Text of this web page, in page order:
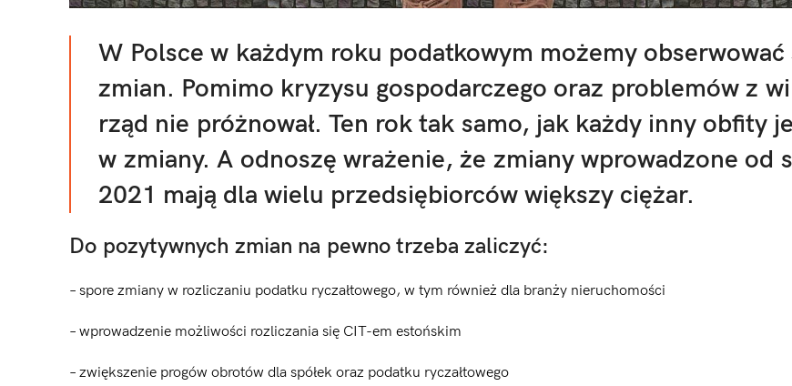
W Polsce w każdym roku podatkowym możemy obserwować
zmian. Pomimo kryzysu gospodarczego oraz problemów z
rząd nie próżnował. Ten rok tak samo, jak każdy inny obfity
w zmiany. A odnoszę wrażenie, że zmiany wprowadzone od
2021 mają dla wielu przedsiębiorców większy ciężar.
Do pozytywnych zmian na pewno trzeba zaliczyć:
– spore zmiany w rozliczaniu podatku ryczałtowego, w tym również dla branży nieruchomości
– wprowadzenie możliwości rozliczania się CIT-em estońskim
– zwiększenie progów obrotów dla spółek oraz podatku ryczałtowego